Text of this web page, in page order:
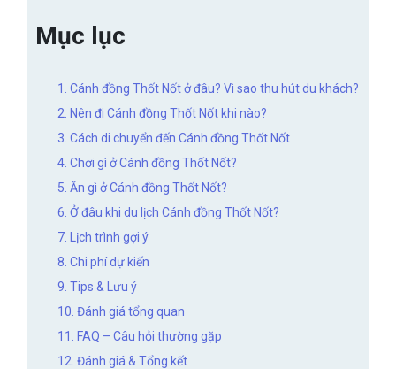
Mục lục
1. Cánh đồng Thốt Nốt ở đâu? Vì sao thu hút du khách?
2. Nên đi Cánh đồng Thốt Nốt khi nào?
3. Cách di chuyển đến Cánh đồng Thốt Nốt
4. Chơi gì ở Cánh đồng Thốt Nốt?
5. Ăn gì ở Cánh đồng Thốt Nốt?
6. Ở đâu khi du lịch Cánh đồng Thốt Nốt?
7. Lịch trình gợi ý
8. Chi phí dự kiến
9. Tips & Lưu ý
10. Đánh giá tổng quan
11. FAQ – Câu hỏi thường gặp
12. Đánh giá & Tổng kết